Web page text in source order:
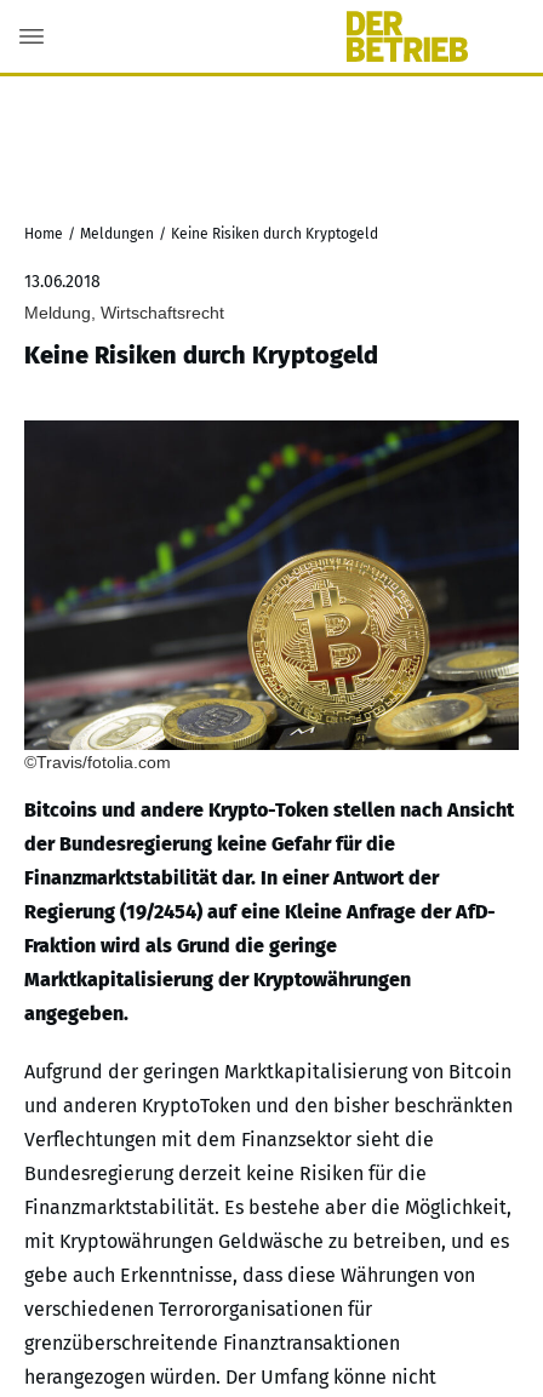
Home / Meldungen / Keine Risiken durch Kryptogeld
13.06.2018
Meldung, Wirtschaftsrecht
Keine Risiken durch Kryptogeld
©Travis/fotolia.com
Bitcoins und andere Krypto-Token stellen nach Ansicht
der Bundesregierung keine Gefahr für die
Finanzmarktstabilität dar. In einer Antwort der
Regierung (19/2454) auf eine Kleine Anfrage der AfD-
Fraktion wird als Grund die geringe
Marktkapitalisierung der Kryptowährungen
angegeben.
Aufgrund der geringen Marktkapitalisierung von Bitcoin
und anderen KryptoToken und den bisher beschränkten
Verflechtungen mit dem Finanzsektor sieht die
Bundesregierung derzeit keine Risiken für die
Finanzmarktstabilität. Es bestehe aber die Möglichkeit,
mit Kryptowährungen Geldwäsche zu betreiben, und es
gebe auch Erkenntnisse, dass diese Währungen von
verschiedenen Terrororganisationen für
grenzüberschreitende Finanztransaktionen
herangezogen würden. Der Umfang könne nicht